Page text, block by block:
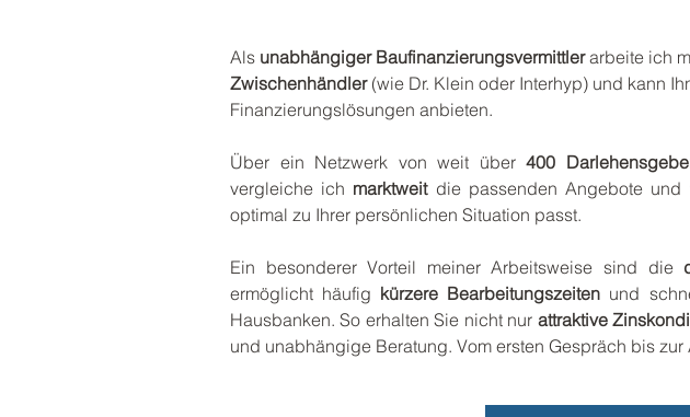
Als unabhängiger Baufinanzierungsvermittlerarbeite ich
Zwischenhändler(wie Dr. Klein oder Interhyp) und kann
Finanzierungslösungen anbieten.
Über ein Netzwerk von weit über400
vergleiche ich marktweit die passenden Angebote
optimal zu Ihrer persönlichen Situation passt.
Ein besonderer Vorteil meiner Arbeitsweise sind die
ermöglicht häufig kürzere Bearbeitungszeiten und
Hausbanken. So erhalten Sie nicht nur attraktive
und unabhängige Beratung. Vom ersten Gespräch bis